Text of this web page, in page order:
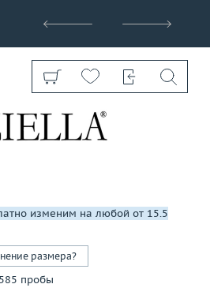
все
изменим на любой от 15.5
размера?
пробы